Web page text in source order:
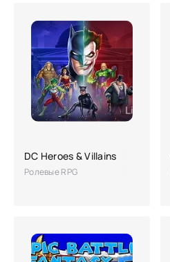
DC Heroes & Villains
Ролевые RPG